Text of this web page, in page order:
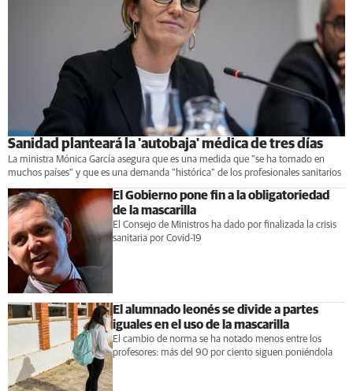
Sanidad planteará la 'autobaja' médica de tres días
La ministra Mónica García asegura que es una medida que "se ha tomado en
muchos países" y que es una demanda "histórica" de los profesionales sanitarios
El Gobierno pone fin a la obligatoriedad
de la mascarilla
El Consejo de Ministros ha dado por finalizada la crisis
sanitaria por Covid-19
El alumnado leonés se divide a partes
iguales en el uso de la mascarilla
El cambio de norma se ha notado menos entre los
profesores: más del 90 por ciento siguen poniéndola